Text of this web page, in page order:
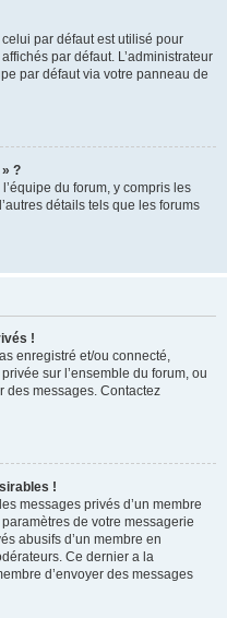
par défaut est utilisé pour
par défaut. L’administrateur
par défaut via votre panneau de
?
du forum, y compris les
détails tels que les forums
!
enregistré et/ou connecté,
sur l’ensemble du forum, ou
des messages. Contactez
!
messages privés d’un membre
de votre messagerie
abusifs d’un membre en
Ce dernier a la
d’envoyer des messages